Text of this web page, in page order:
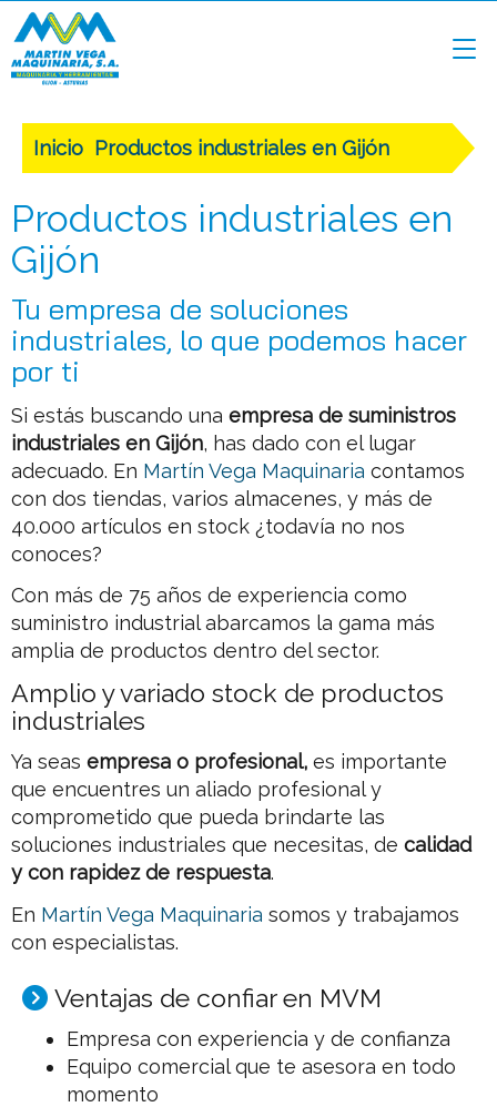
Inicio Productos industriales en Gijón
Productos industriales en
Gijón
Tu empresa de soluciones
industriales, lo que podemos hacer
por ti
Si estás buscando una empresa de suministros
industriales en Gijón, has dado con el lugar
adecuado. En Martín Vega Maquinaria contamos
con dos tiendas, varios almacenes, y más de
40.000 artículos en stock ¿todavía no nos
conoces?
Con más de 75 años de experiencia como
suministro industrial abarcamos la gama más
amplia de productos dentro del sector.
Amplio y variado stock de productos
industriales
Ya seas empresa o profesional, es importante
que encuentres un aliado profesional y
comprometido que pueda brindarte las
soluciones industriales que necesitas, de calidad
y con rapidez de respuesta.
En Martín Vega Maquinaria somos y trabajamos
con especialistas.
Ventajas de confiar en MVM
Empresa con experiencia y de confianza
Equipo comercial que te asesora en todo
momento